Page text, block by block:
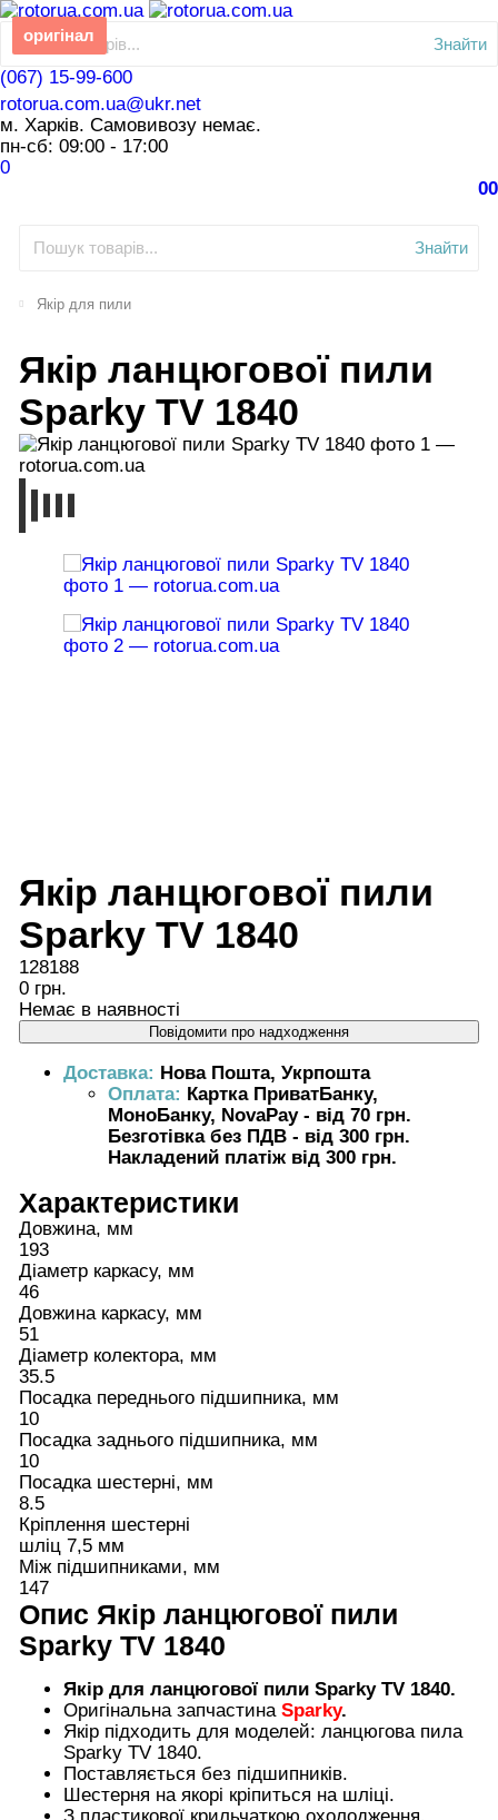
Знайти
(067) 15-99-600
rotorua.com.ua@ukr.net
м. Харків. Самовивозу немає.
пн-сб: 09:00 - 17:00
0
00
Знайти
Якір для пили
Якір ланцюгової пили
Sparky TV 1840
оригінал
Якір ланцюгової пили
Sparky TV 1840
128188
0 грн.
Немає в наявності
Повідомити про надходження
Доставка: Нова Пошта, Укрпошта
Оплата: Картка ПриватБанку,
МоноБанку, NovaPay - від 70 грн.
Безготівка без ПДВ - від 300 грн.
Накладений платіж від 300 грн.
Характеристики
Довжина, мм
193
Діаметр каркасу, мм
46
Довжина каркасу, мм
51
Діаметр колектора, мм
35.5
Посадка переднього підшипника, мм
10
Посадка заднього підшипника, мм
10
Посадка шестерні, мм
8.5
Кріплення шестерні
шліц 7,5 мм
Між підшипниками, мм
147
Опис Якір ланцюгової пили
Sparky TV 1840
Якір для ланцюгової пили Sparky TV 1840.
Оригінальна запчастина Sparky.
Якір підходить для моделей: ланцюгова пила
Sparky TV 1840.
Поставляється без підшипників.
Шестерня на якорі кріпиться на шліці.